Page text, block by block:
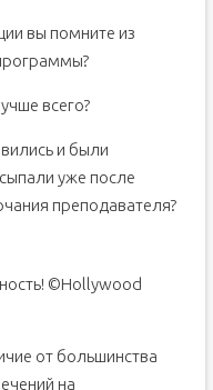
вы помните из
всего?
и были
уже после
преподавателя?
©Hollywood
от большинства
на